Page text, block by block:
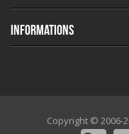
INFORMATIONS
Copyright © 2006-